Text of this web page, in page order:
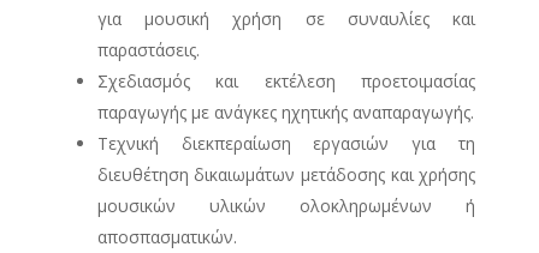
για μουσική χρήση σε συναυλίες και
παραστάσεις.
Σχεδιασμός και εκτέλεση προετοιμασίας
παραγωγής με ανάγκες ηχητικής αναπαραγωγής.
Τεχνική διεκπεραίωση εργασιών για τη
διευθέτηση δικαιωμάτων μετάδοσης και χρήσης
μουσικών υλικών ολοκληρωμένων ή
αποσπασματικών.